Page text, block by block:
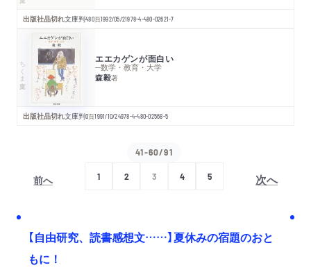
出版社品切れ文庫判480頁1992/05/21978-4-480-02621-7
ちくま文庫 エエカゲンが面白い
─数学・教育・大学
森毅著
出版社品切れ文庫判0頁1991/10/24978-4-480-02568-5
前へ
41-60/91
1 2 3 4 5 次へ
【自由研究、読書感想文……】夏休みの宿題のおと
もに！